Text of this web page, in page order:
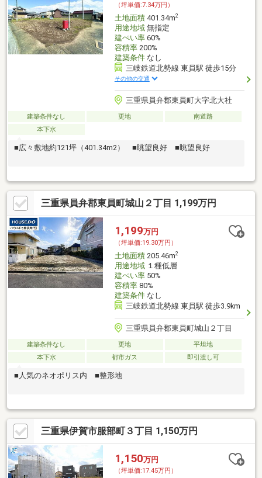
（坪単価:7.34万円）
土地面積401.34m2
用途地域無指定
建ぺい率60%
容積率200%
建築条件なし
三岐鉄道北勢線 東員駅 徒歩15分
その他の交通
三重県員弁郡東員町大字北大社
建築条件なし 更地
南道路
本下水
■広々敷地約121坪（401.34m2） ■眺望良好 ■眺望良好
三重県員弁郡東員町城山２丁目 1,199万円
1,199万円
（坪単価:19.30万円）
土地面積205.46m2
用途地域１種低層
建ぺい率50%
容積率80%
建築条件なし
三岐鉄道北勢線 東員駅 徒歩3.9km
三重県員弁郡東員町城山２丁目
建築条件なし 更地
平坦地
本下水
都市ガス 即引渡し可
■人気のネオポリス内 ■整形地
三重県伊賀市服部町３丁目 1,150万円
1,150万円
（坪単価:17.45万円）